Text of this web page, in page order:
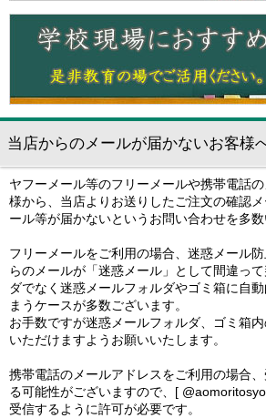
当店からのメールが届かないお客様
ヤフーメール等のフリーメールや携帯電話
様から、当店よりお送りしたご注文の確認
ール等が届かないというお問い合わせを多数
フリーメールをご利用の場合、迷惑メール
らのメールが「迷惑メール」として間違っ
ダでなく迷惑メールフォルダやゴミ箱に自
まうケースが多数ございます。
お手数ですが迷惑メールフォルダ、ゴミ箱
いただけますようお願いいたします。
携帯電話のメールアドレスをご利用の場合
る可能性がございますので、[
受信するように許可が必要です。